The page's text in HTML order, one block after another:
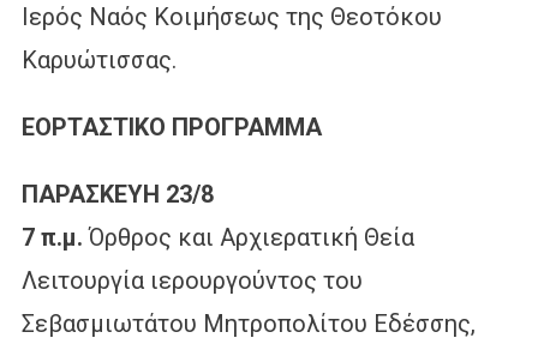
Ιερός Ναός Κοιμήσεως της Θεοτόκου
Καρυώτισσας.
ΕΟΡΤΑΣΤΙΚΟ ΠΡΟΓΡΑΜΜΑ
ΠΑΡΑΣΚΕΥΗ 23/8
7 π.μ.Όρθρος και Αρχιερατική Θεία
Λειτουργία ιερουργούντος του
Σεβασμιωτάτου Μητροπολίτου Εδέσσης,